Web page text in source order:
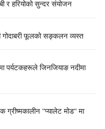
र हरियोको सुन्दर संयोजन
गोदाबरी फूलको सङ्कलन व्यस्त
पर्यटकहरूले जिनजियाङ नदीमा
ग्रीष्मकालीन "प्यालेट मोड" मा